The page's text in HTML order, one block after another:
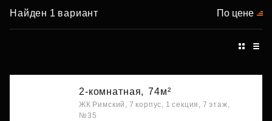
Найден 1 вариант По цене
2-комнатная, 74м²
ЖК Римский, 7 корпус, 1 секция, 7 этаж,
№35